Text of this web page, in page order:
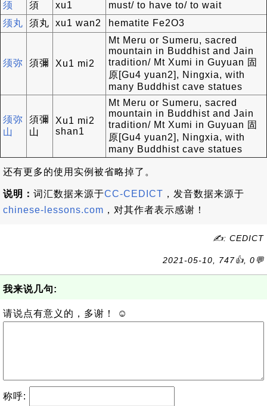
须 須 xu1
must/ to have to/ to wait
须丸
須丸 xu1 wan2 hematite Fe2O3
须弥 須彌 Xu1 mi2
Mt Meru or Sumeru, sacred
mountain in Buddhist and Jain
tradition/ Mt Xumi in Guyuan 固
原[Gu4 yuan2], Ningxia, with
many Buddhist cave statues
须弥
山
須彌
山
Xu1 mi2
shan1
Mt Meru or Sumeru, sacred
mountain in Buddhist and Jain
tradition/ Mt Xumi in Guyuan 固
原[Gu4 yuan2], Ningxia, with
many Buddhist cave statues
还有更多的使用实例被省略掉了。
说明： 词汇数据来源于CC-CEDICT ，发音数据来源于
chinese-lessons.com ，对其作者表示感谢！
✍: CEDICT
2021-05-10, 747👍, 0💬
我来说几句:
请说点有意义的，多谢！ ☺
称呼: